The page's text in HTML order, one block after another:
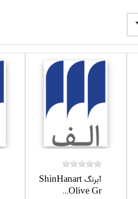
آبرنگ ShinHanart
Olive Gr...